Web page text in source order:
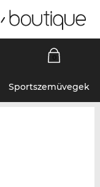
Sportszemüvegek